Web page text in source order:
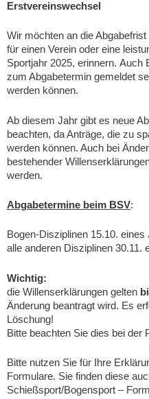
Erstvereinswechsel
Wir möchten an die
für einen Verein oder eine
Sportjahr 2025, erinnern.
zum Abgabetermin gemeldet
werden können.
Ab diesem Jahr gibt es neue
beachten, da Anträge, die zu
werden können. Auch bei
bestehender
werden.
Abgabetermine beim BSV:
Bogen-Disziplinen 15.10. eines
alle anderen Disziplinen 30.11.
Wichtig:
die Willenserklärungen gelten
Änderung beantragt wird. Es
Löschung!
Bitte beachten Sie dies bei der
Bitte nutzen Sie für Ihre
Formulare. Sie finden diese
Schießsport/Bogensport –